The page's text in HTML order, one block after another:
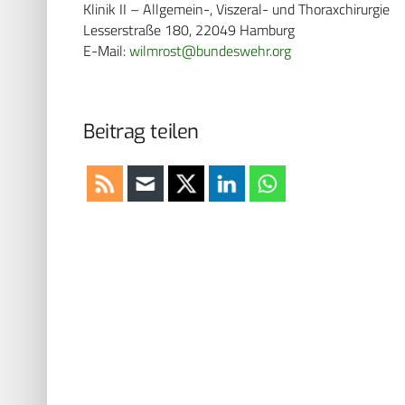
Klinik II – Allgemein-, Viszeral- und Thoraxchirurgie
Lesserstraße 180, 22049 Hamburg
E-Mail:wilmrost@bundeswehr.org
Beitrag teilen